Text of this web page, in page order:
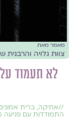
מאמר מאת
צוות גלויה והרבנית
לא תעמוד
//אתיקה, ברית אמונים
התמודדות עם פגיעה